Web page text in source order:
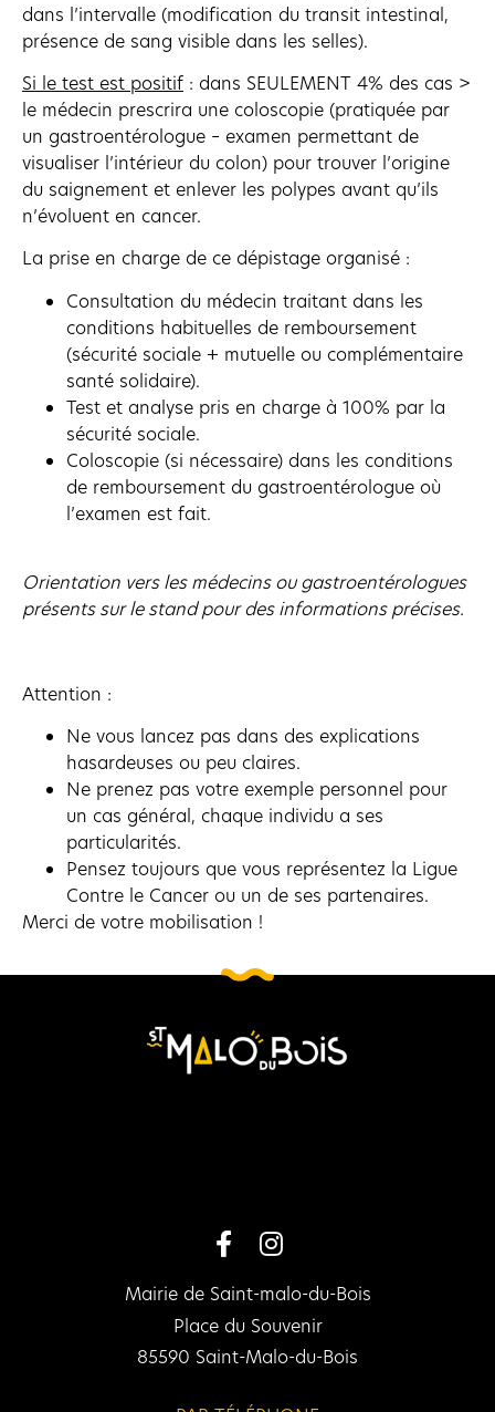
dans l’intervalle (modification du transit intestinal,
présence de sang visible dans les selles).
Si le test est positif : dans SEULEMENT 4% des cas >
le médecin prescrira une coloscopie (pratiquée par
un gastroentérologue – examen permettant de
visualiser l’intérieur du colon) pour trouver l’origine
du saignement et enlever les polypes avant qu’ils
n’évoluent en cancer.
La prise en charge de ce dépistage organisé :
Consultation du médecin traitant dans les
conditions habituelles de remboursement
(sécurité sociale + mutuelle ou complémentaire
santé solidaire).
Test et analyse pris en charge à 100% par la
sécurité sociale.
Coloscopie (si nécessaire) dans les conditions
de remboursement du gastroentérologue où
l’examen est fait.
Orientation vers les médecins ou gastroentérologues
présents sur le stand pour des informations précises.
Attention :
Ne vous lancez pas dans des explications
hasardeuses ou peu claires.
Ne prenez pas votre exemple personnel pour
un cas général, chaque individu a ses
particularités.
Pensez toujours que vous représentez la Ligue
Contre le Cancer ou un de ses partenaires.
Merci de votre mobilisation !
Mairie de Saint-malo-du-Bois
Place du Souvenir
85590 Saint-Malo-du-Bois